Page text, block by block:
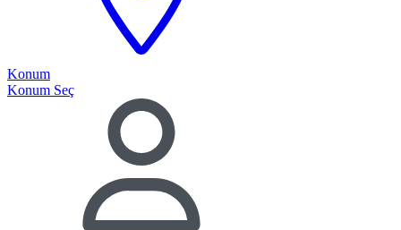
Konum
Konum Seç